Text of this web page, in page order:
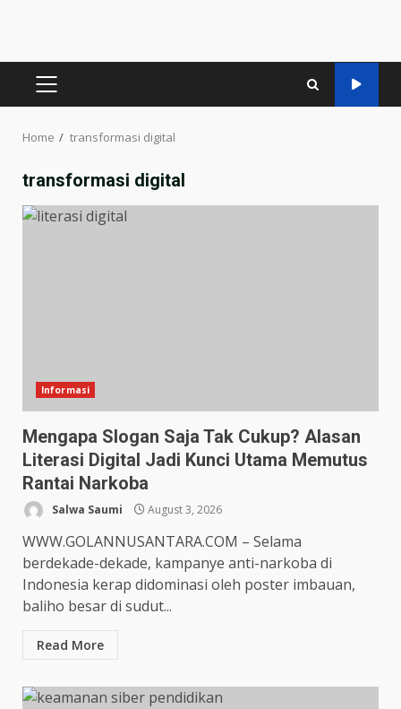
PRIMARY
Home transformasi digital
transformasi digital
Informasi
Mengapa Slogan Saja Tak Cukup? Alasan
Literasi Digital Jadi Kunci Utama Memutus
Rantai Narkoba
Salwa Saumi August 3, 2026
WWW.GOLANNUSANTARA.COM – Selama
berdekade-dekade, kampanye anti-narkoba di
Indonesia kerap didominasi oleh poster imbauan,
baliho besar di sudut...
Read More